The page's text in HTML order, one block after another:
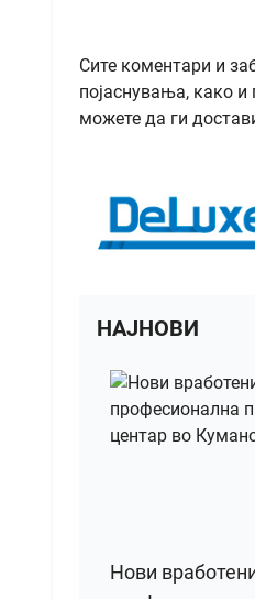
Сите коментари и
појаснувања, како и
можете да ги
НАЈНОВИ
Нови